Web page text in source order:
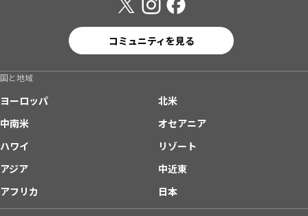
コミュニティを見る
国と地域
ヨーロッパ
北米
中南米
オセアニア
ハワイ
リゾート
アジア
中近東
アフリカ
日本